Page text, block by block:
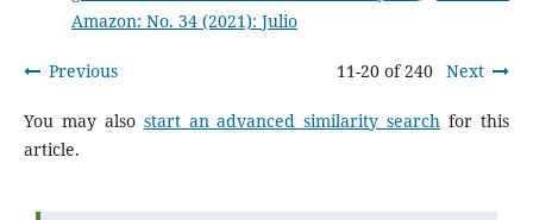
Amazon: No. 34 (2021): Julio
Previous 11-20 of 240 Next
You may also start an advanced similarity search for this
article.